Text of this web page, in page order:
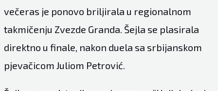
večeras je ponovo briljirala u regionalnom
takmičenju Zvezde Granda. Šejla se plasirala
direktno u finale, nakon duela sa srbijanskom
pjevačicom Juliom Petrović.